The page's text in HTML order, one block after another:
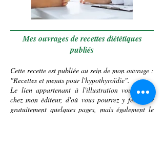
Mes ouvrages de recettes diététiques
publiés
Cette recette est publiée au sein de mon ouvrage :
"Recettes et menus pour l'hypothyroïdie".
Le lien appartenant à l'illustration vous envoi
chez mon éditeur, d'où vous pourrez y feuilleter
gratuitement quelques pages, mais également le